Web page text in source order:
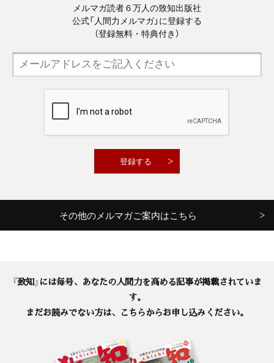
メルマガ読者６万人の致知出版社
公式「人間力メルマガ」に登録する
（登録無料・特典付き）
その他のメルマガご案内はこちら
『致知』には毎号、あなたの人間力を高める記事が掲載されていま
す。
まだお読みでない方は、こちらからお申し込みください。